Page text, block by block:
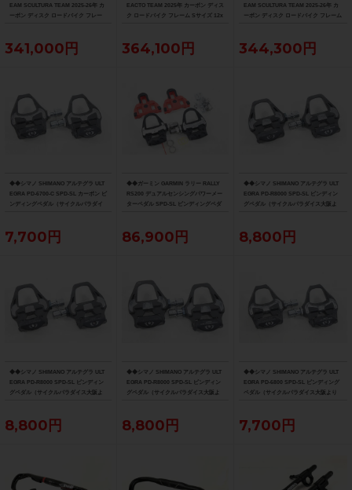
EAM SCULTURA TEAM 2025-26年 カ
ーボン ディスク ロードバイク フレー
341,000円
EACTO TEAM 2025年 カーボン ディス
ク ロードバイク フレーム Sサイズ 12x
364,100円
EAM SCULTURA TEAM 2025-26年 カ
ーボン ディスク ロードバイク フレーム
344,300円
◆◆シマノ SHIMANO アルテグラ ULT
EGRA PD-6700-C SPD-SL カーボン ビ
ンディングペダル（サイクルパラダイ
7,700円
◆◆ガーミン GARMIN ラリー RALLY
RS200 デュアルセンシングパワーメー
ターペダル SPD-SL ビンディングペダ
86,900円
◆◆シマノ SHIMANO アルテグラ ULT
EGRA PD-R8000 SPD-SL ビンディン
グペダル（サイクルパラダイス大阪よ
8,800円
◆◆シマノ SHIMANO アルテグラ ULT
EGRA PD-R8000 SPD-SL ビンディン
グペダル（サイクルパラダイス大阪よ
8,800円
◆◆シマノ SHIMANO アルテグラ ULT
EGRA PD-R8000 SPD-SL ビンディン
グペダル（サイクルパラダイス大阪よ
8,800円
◆◆シマノ SHIMANO アルテグラ ULT
EGRA PD-6800 SPD-SL ビンディング
ペダル（サイクルパラダイス大阪より
7,700円